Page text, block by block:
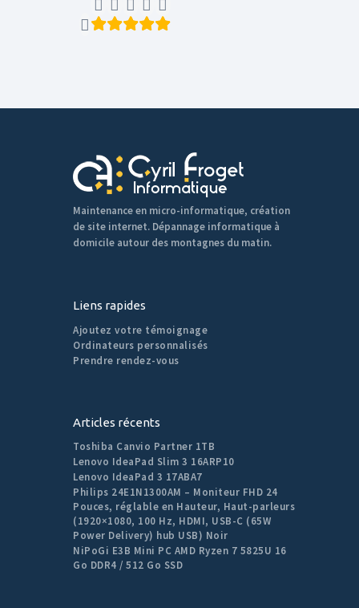
d’évaluation
Maintenance en micro-informatique, création
de site internet. Dépannage informatique à
domicile autour des montagnes du matin.
Liens rapides
Ajoutez votre témoignage
Ordinateurs personnalisés
Prendre rendez-vous
Articles récents
Toshiba Canvio Partner 1TB
Lenovo IdeaPad Slim 3 16ARP10
Lenovo IdeaPad 3 17ABA7
Philips 24E1N1300AM – Moniteur FHD 24
Pouces, réglable en Hauteur, Haut-parleurs
(1920×1080, 100 Hz, HDMI, USB-C (65W
Power Delivery) hub USB) Noir
NiPoGi E3B Mini PC AMD Ryzen 7 5825U 16
Go DDR4 / 512 Go SSD